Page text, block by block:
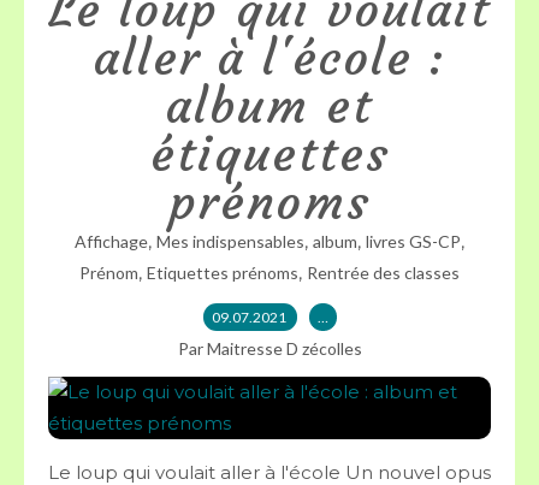
aller à l'école :
album et
étiquettes
prénoms
Affichage, Mes indispensables, album, livres GS-CP,
Prénom, Etiquettes prénoms, Rentrée des classes
09.07.2021 …
Par Maitresse D zécolles
Le loup qui voulait aller à l'école Un nouvel opus